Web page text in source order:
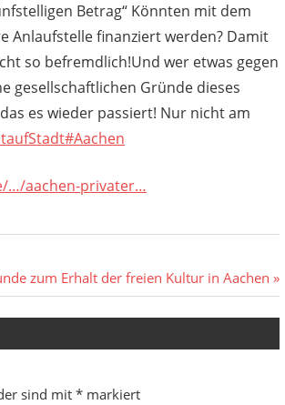
Betrag“ Könnten mit dem
Anlaufstelle finanziert werden? Damit
so befremdlich!Und wer etwas gegen
gesellschaftlichen Gründe dieses
es wieder passiert! Nur nicht am
#Aachen
…/aachen-privater…
zum Erhalt der freien Kultur in Aachen
sind mit * markiert